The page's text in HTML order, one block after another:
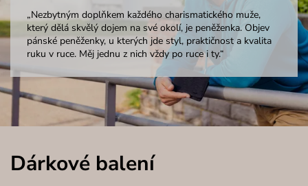
„Nezbytným doplňkem každého charismatického muže,
který dělá skvělý dojem na své okolí, je peněženka. Objev
pánské peněženky, u kterých jde styl, praktičnost a kvalita
ruku v ruce. Měj jednu z nich vždy po ruce i ty.“
Dárkové balení